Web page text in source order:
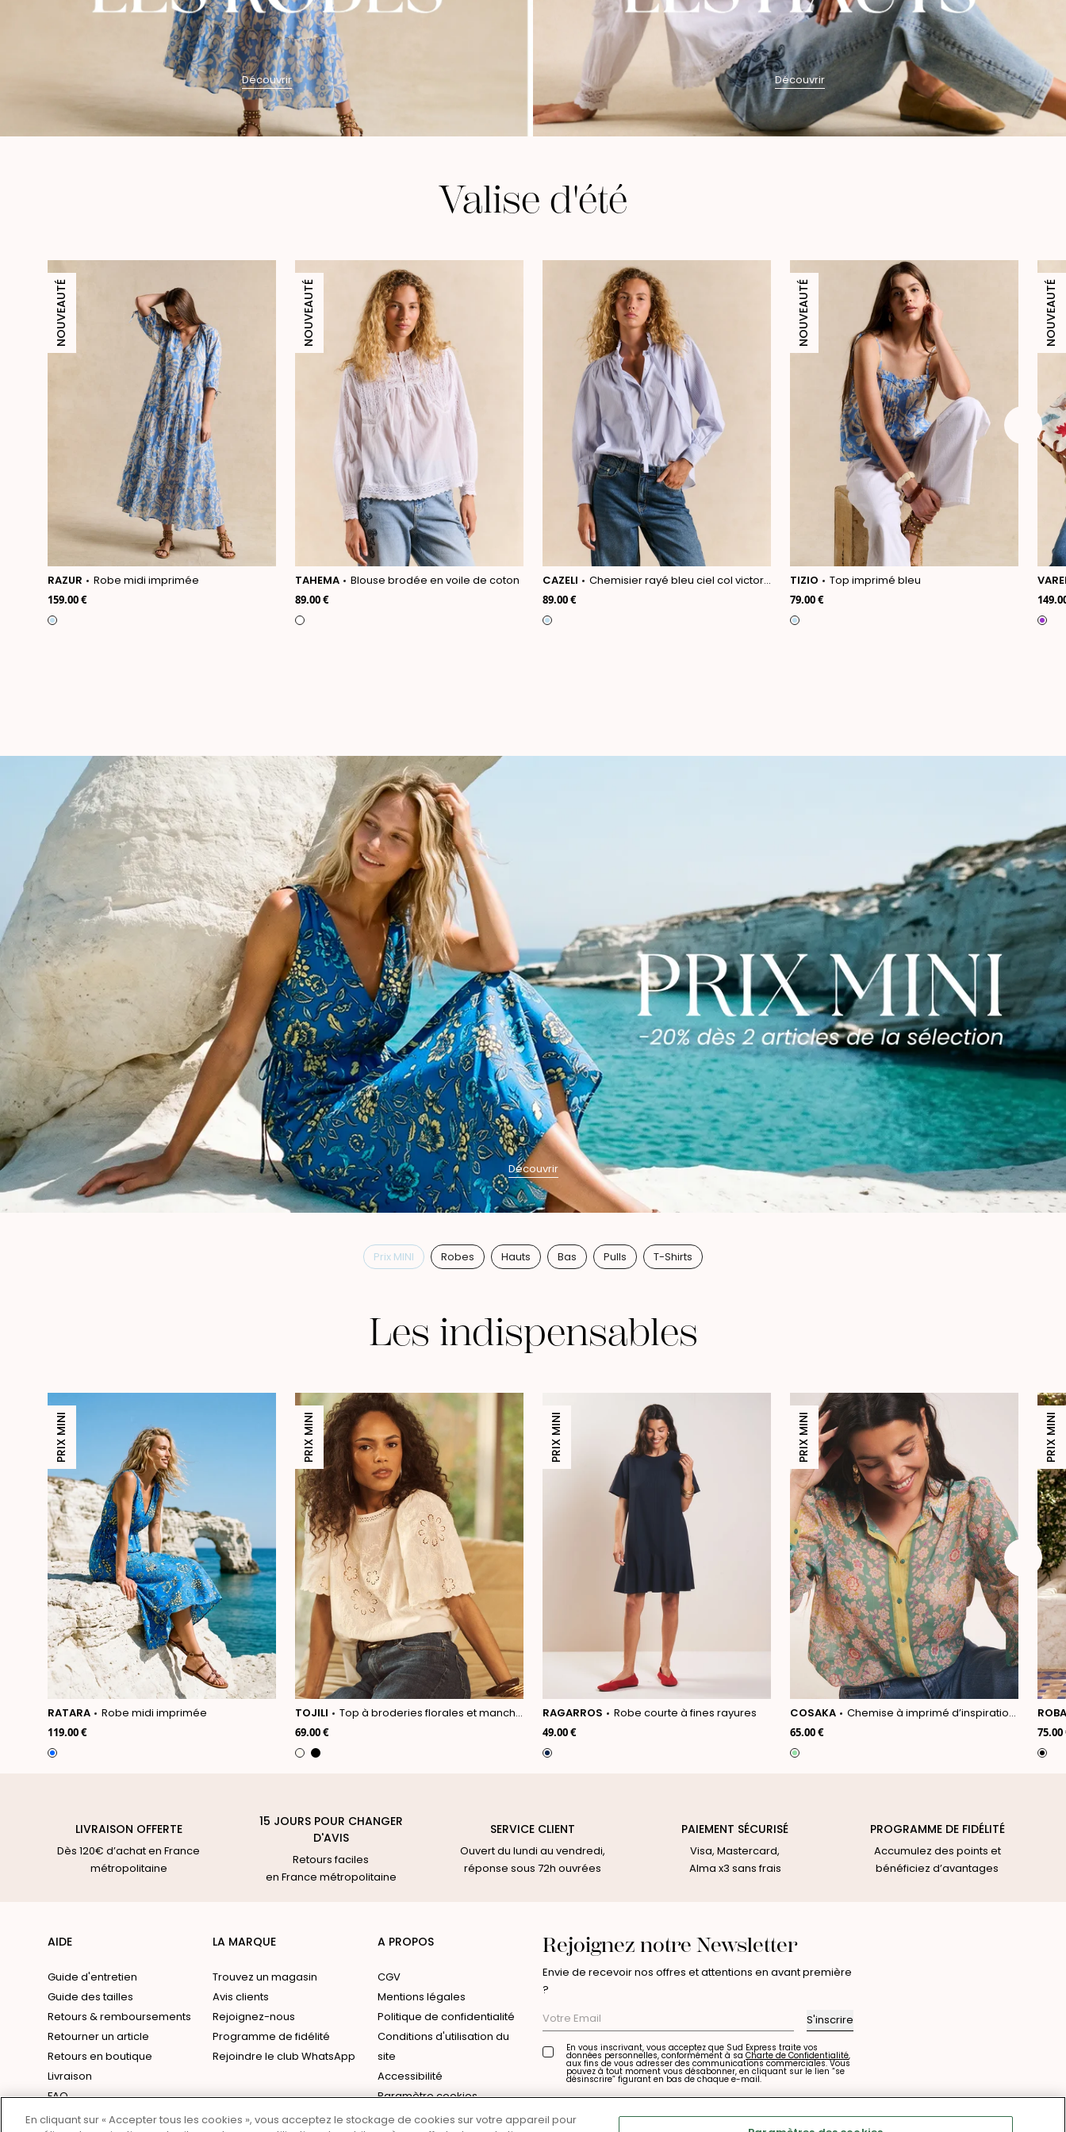
Découvrir Découvrir
Valise d'été
NOUVEAUTÉ
RAZUR Robe midi imprimée
159.00 €
NOUVEAUTÉ
TAHEMA Blouse brodée en voile de coton
89.00 €
CAZELI Chemisier rayé bleu ciel col victorien
89.00 €
NOUVEAUTÉ
TIZIO Top imprimé bleu
79.00 €
NOUVEAUTÉ
Découvrir
Prix MINI Robes Hauts Bas Pulls T-Shirts
Les indispensables
PRIX MINI
RATARA Robe midi imprimée
119.00 €
PRIX MINI
TOJILI Top à broderies florales et manches courtes
69.00 €
PRIX MINI
RAGARROS Robe courte à fines rayures
49.00 €
PRIX MINI
COSAKA Chemise à imprimé d’inspiration japonaise
65.00 €
PRIX MINI
75.00
LIVRAISON OFFERTE
Dès 120€ d’achat en France
métropolitaine
15 JOURS POUR CHANGER
D'AVIS
Retours faciles
en France métropolitaine
SERVICE CLIENT
Ouvert du lundi au vendredi,
réponse sous 72h ouvrées
PAIEMENT SÉCURISÉ
Visa, Mastercard,
Alma x3 sans frais
PROGRAMME DE FIDÉLITÉ
Accumulez des points et
bénéficiez d’avantages
AIDE
Guide d'entretien
Guide des tailles
Retours & remboursements
Retourner un article
Retours en boutique
Livraison
FAQ
Contact
LA MARQUE
Trouvez un magasin
Avis clients
Rejoignez-nous
Programme de fidélité
Rejoindre le club WhatsApp
A PROPOS
CGV
Mentions légales
Politique de confidentialité
Conditions d'utilisation du
site
Accessibilité
Paramètre cookies
Paramètres des cookies
Rejoignez notre Newsletter
Envie de recevoir nos offres et attentions en avant première
?
Votre
Email
S'inscrire
En vous inscrivant, vous acceptez que Sud Express traite vos
données personnelles, conformément à sa Charte de Confidentialité,
aux fins de vous adresser des communications commerciales. Vous
pouvez à tout moment vous désabonner, en cliquant sur le lien “se
désinscrire” figurant en bas de chaque e-mail.
En cliquant sur « Accepter tous les cookies », vous acceptez le stockage de cookies sur votre appareil pour